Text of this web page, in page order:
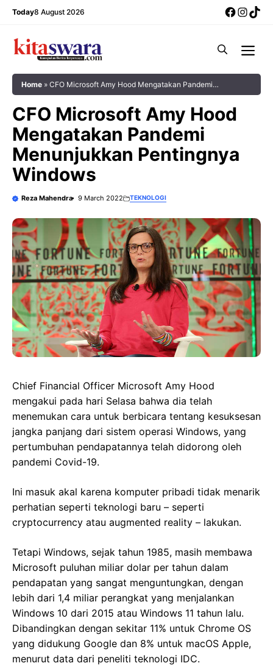
Skip
content
Today8 August 2026
Home » CFO Microsoft Amy Hood Mengatakan Pandemi
CFO Microsoft Amy Hood
Mengatakan Pandemi
Menunjukkan Pentingnya
Windows
Reza Mahendra 9 March 2022 TEKNOLOGI
Chief Financial Officer Microsoft Amy Hood
mengakui pada hari Selasa bahwa dia telah
menemukan cara untuk berbicara tentang kesuksesan
jangka panjang dari sistem operasi Windows, yang
pertumbuhan pendapatannya telah didorong oleh
pandemi Covid-19.
Ini masuk akal karena komputer pribadi tidak menarik
perhatian seperti teknologi baru – seperti
cryptocurrency atau augmented reality – lakukan.
Tetapi Windows, sejak tahun 1985, masih membawa
Microsoft puluhan miliar dolar per tahun dalam
pendapatan yang sangat menguntungkan, dengan
lebih dari 1,4 miliar perangkat yang menjalankan
Windows 10 dari 2015 atau Windows 11 tahun lalu.
Dibandingkan dengan sekitar 11% untuk Chrome OS
yang didukung Google dan 8% untuk macOS Apple,
menurut data dari peneliti teknologi IDC.